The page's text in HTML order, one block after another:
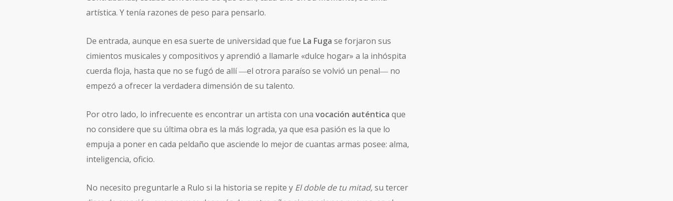
artística. Y tenía razones de peso para pensarlo.
De entrada, aunque en esa suerte de universidad que fue La Fuga se forjaron sus
cimientos musicales y compositivos y aprendió a llamarle «dulce hogar» a la inhóspita
cuerda floja, hasta que no se fugó de allí ―el otrora paraíso se volvió un penal― no
empezó a ofrecer la verdadera dimensión de su talento.
Por otro lado, lo infrecuente es encontrar un artista con una vocación auténtica que
no considere que su última obra es la más lograda, ya que esa pasión es la que lo
empuja a poner en cada peldaño que asciende lo mejor de cuantas armas posee: alma,
inteligencia, oficio.
No necesito preguntarle a Rulo si la historia se repite y El doble de tu mitad,su tercer